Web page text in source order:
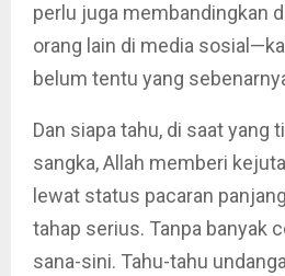
perlu juga membandingkan
orang lain di media
belum tentu yang
Dan siapa tahu, di saat yang
sangka, Allah memberi
lewat status pacaran
tahap serius. Tanpa banyak
sana-sini. Tahu-tahu